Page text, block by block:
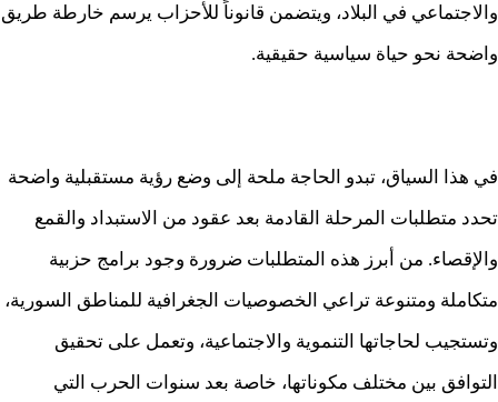
والاجتماعي في البلاد، ويتضمن قانوناً للأحزاب يرسم خارطة طريق
واضحة نحو حياة سياسية حقيقية.
في هذا السياق، تبدو الحاجة ملحة إلى وضع رؤية مستقبلية واضحة
تحدد متطلبات المرحلة القادمة بعد عقود من الاستبداد والقمع
والإقصاء. من أبرز هذه المتطلبات ضرورة وجود برامج حزبية
متكاملة ومتنوعة تراعي الخصوصيات الجغرافية للمناطق السورية،
وتستجيب لحاجاتها التنموية والاجتماعية، وتعمل على تحقيق
التوافق بين مختلف مكوناتها، خاصة بعد سنوات الحرب التي